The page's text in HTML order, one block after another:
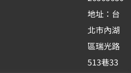
-
s
q
u
a
地址：台
北市內湖
區瑞光路
513巷33